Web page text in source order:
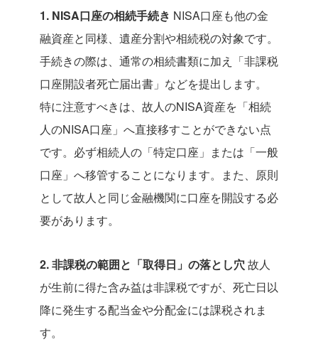
1. NISA口座の相続手続き NISA口座も他の金
融資産と同様、遺産分割や相続税の対象です。
手続きの際は、通常の相続書類に加え「非課税
口座開設者死亡届出書」などを提出します。
特に注意すべきは、故人のNISA資産を「相続
人のNISA口座」へ直接移すことができない点
です。必ず相続人の「特定口座」または「一般
口座」へ移管することになります。また、原則
として故人と同じ金融機関に口座を開設する必
要があります。
2. 非課税の範囲と「取得日」の落とし穴故人
が生前に得た含み益は非課税ですが、死亡日以
降に発生する配当金や分配金には課税されま
す。